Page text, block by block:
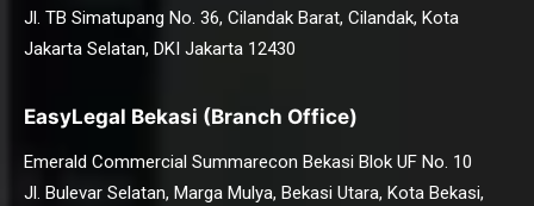
Jl. TB Simatupang No. 36, Cilandak Barat, Cilandak, Kota
Jakarta Selatan, DKI Jakarta 12430
EasyLegal Bekasi (Branch Office)
Emerald Commercial Summarecon Bekasi Blok UF No. 10
Jl. Bulevar Selatan, Marga Mulya, Bekasi Utara, Kota Bekasi,